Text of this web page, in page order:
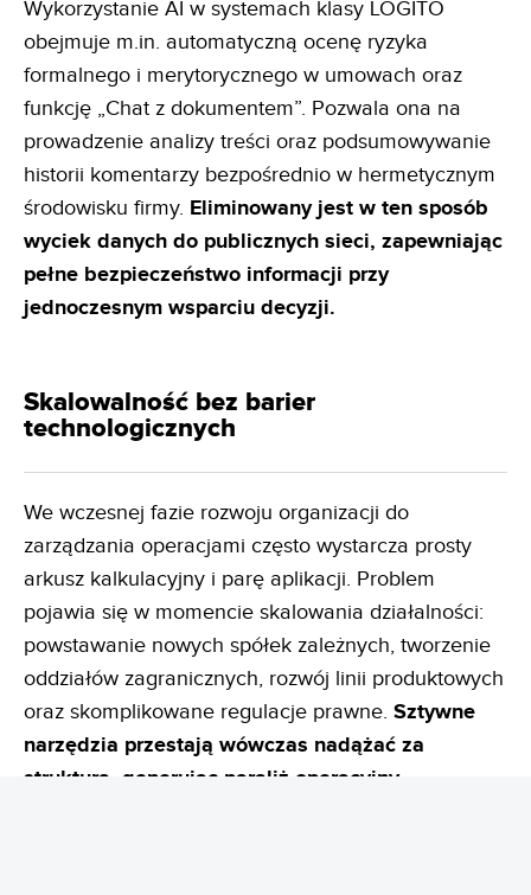
Wykorzystanie AI w systemach klasy LOGITO
obejmuje m.in. automatyczną ocenę ryzyka
formalnego i merytorycznego w umowach oraz
funkcję „Chat z dokumentem”. Pozwala ona na
prowadzenie analizy treści oraz podsumowywanie
historii komentarzy bezpośrednio w hermetycznym
środowisku firmy. Eliminowany jest w ten sposób
wyciek danych do publicznych sieci, zapewniając
pełne bezpieczeństwo informacji przy
jednoczesnym wsparciu decyzji.
Skalowalność bez barier
technologicznych
We wczesnej fazie rozwoju organizacji do
zarządzania operacjami często wystarcza prosty
arkusz kalkulacyjny i parę aplikacji. Problem
pojawia się w momencie skalowania działalności:
powstawanie nowych spółek zależnych, tworzenie
oddziałów zagranicznych, rozwój linii produktowych
oraz skomplikowane regulacje prawne. Sztywne
narzędzia przestają wówczas nadążać za
strukturą, generując paraliż operacyjny.